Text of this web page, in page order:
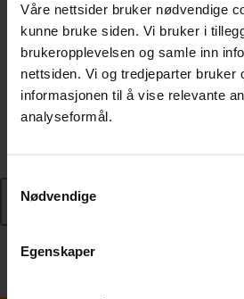
Våre nettsider bruker nødvendige
kunne bruke siden. Vi bruker i
brukeropplevelsen og samle inn
nettsiden. Vi og tredjeparter bruker
informasjonen til å vise relevante
analyseformål.
Samtykkevalg
Nødvendige
Egenskaper
Hva er kunstig intelligens?
Hvor møter barn og unge på
hvordan brukes det i
Algoritmer, KI-kjærester,
Nyttig KI for barn
Aldersgrenser og personvern
Se opptaket her